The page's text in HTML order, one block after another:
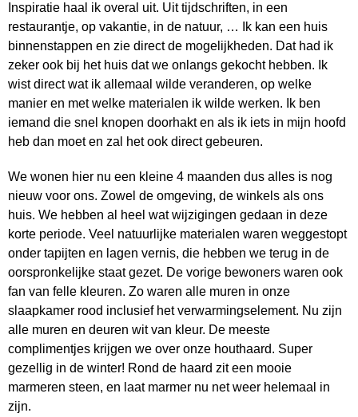
Inspiratie haal ik overal uit. Uit tijdschriften, in een
restaurantje, op vakantie, in de natuur, … Ik kan een huis
binnenstappen en zie direct de mogelijkheden. Dat had ik
zeker ook bij het huis dat we onlangs gekocht hebben. Ik
wist direct wat ik allemaal wilde veranderen, op welke
manier en met welke materialen ik wilde werken. Ik ben
iemand die snel knopen doorhakt en als ik iets in mijn hoofd
heb dan moet en zal het ook direct gebeuren.
We wonen hier nu een kleine 4 maanden dus alles is nog
nieuw voor ons. Zowel de omgeving, de winkels als ons
huis. We hebben al heel wat wijzigingen gedaan in deze
korte periode. Veel natuurlijke materialen waren weggestopt
onder tapijten en lagen vernis, die hebben we terug in de
oorspronkelijke staat gezet. De vorige bewoners waren ook
fan van felle kleuren. Zo waren alle muren in onze
slaapkamer rood inclusief het verwarmingselement. Nu zijn
alle muren en deuren wit van kleur. De meeste
complimentjes krijgen we over onze houthaard. Super
gezellig in de winter! Rond de haard zit een mooie
marmeren steen, en laat marmer nu net weer helemaal in
zijn.